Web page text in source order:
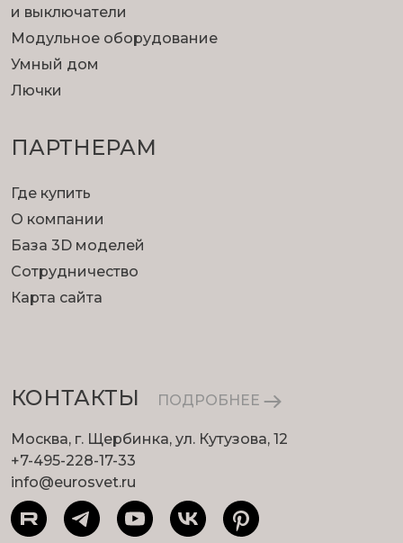
и выключатели
Модульное оборудование
Умный дом
Лючки
ПАРТНЕРАМ
Где купить
О компании
База 3D моделей
Сотрудничество
Карта сайта
КОНТАКТЫ ПОДРОБНЕЕ
Москва, г. Щербинка, ул. Кутузова, 12
+7-495-228-17-33
info@eurosvet.ru